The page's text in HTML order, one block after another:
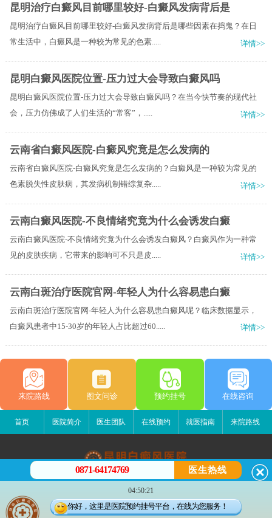
昆明治疗白癜风目前哪里较好-白癜风发病背后是
昆明治疗白癜风目前哪里较好-白癜风发病背后是哪些因素在捣鬼？在日
常生活中，白癜风是一种较为常见的色素.....
详情>>
昆明白癜风医院位置-压力过大会导致白癜风吗
昆明白癜风医院位置-压力过大会导致白癜风吗？在当今快节奏的现代社
会，压力仿佛成了人们生活的“常客”，.....
详情>>
云南省白癜风医院-白癜风究竟是怎么发病的
云南省白癜风医院-白癜风究竟是怎么发病的？白癜风是一种较为常见的
色素脱失性皮肤病，其发病机制错综复杂.....
详情>>
云南白癜风医院-不良情绪究竟为什么会诱发白癜
云南白癜风医院-不良情绪究竟为什么会诱发白癜风？白癜风作为一种常
见的皮肤疾病，它带来的影响可不只是皮.....
详情>>
云南白斑治疗医院官网-年轻人为什么容易患白癜
云南白斑治疗医院官网-年轻人为什么容易患白癜风呢？临床数据显示，
白癜风患者中15-30岁的年轻人占比超过60.....
详情>>
来院路线 图文问诊 预约挂号 在线咨询
首页 医院简介 医生团队 在线预约 就医指南 来院路线
昆明白癜风医院
昆明市五华区护国路2号
版权所有：昆明白癜风医院
0871-64174769 医生热线
04:50:21
你好，这里是医院预约挂号平台，在线为您服务！